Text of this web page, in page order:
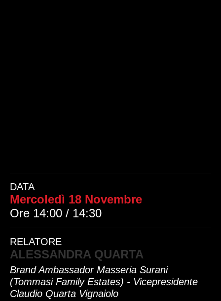
DATA
Mercoledì 18 Novembre
Ore 14:00 / 14:30
RELATORE
ALESSANDRA QUARTA
Brand Ambassador Masseria Surani
(Tommasi Family Estates) - Vicepresidente
Claudio Quarta Vignaiolo